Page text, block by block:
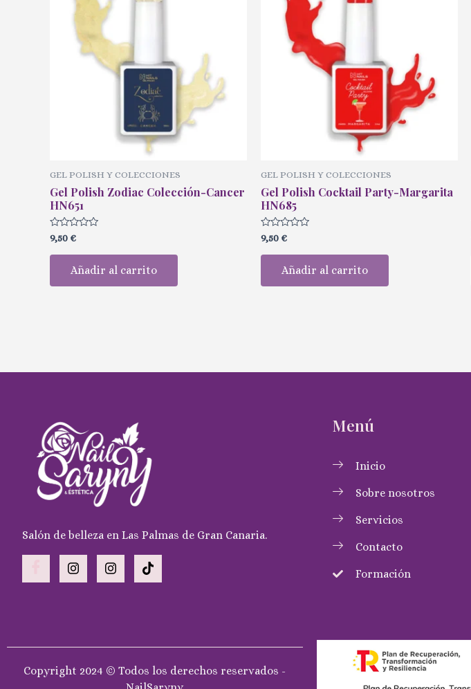
GEL POLISH Y COLECCIONES
Gel Polish Zodiac Colección-Cancer
HN651
Valorado
con
0
9,50 €
Añadir al carrito
GEL POLISH Y COLECCIONES
Gel Polish Cocktail Party-Margarita
HN685
Valorado
con
0
9,50 €
Añadir al carrito
Salón de belleza en Las Palmas de Gran Canaria.
Menú
Inicio
Sobre nosotros
Servicios
Contacto
Formación
Copyright 2024 © Todos los derechos reservados -